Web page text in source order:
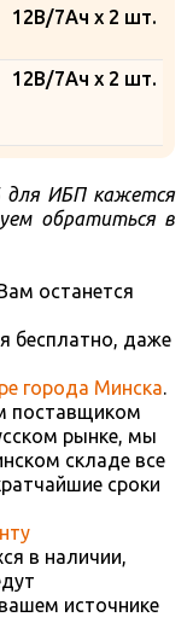
12В/7Ач x 2 шт.
12В/7Ач x 2 шт.
для ИБП кажется
обратиться в
останется
бесплатно, даже
города Минска.
поставщиком
рынке, мы
складе все
сроки
в наличии,
источнике